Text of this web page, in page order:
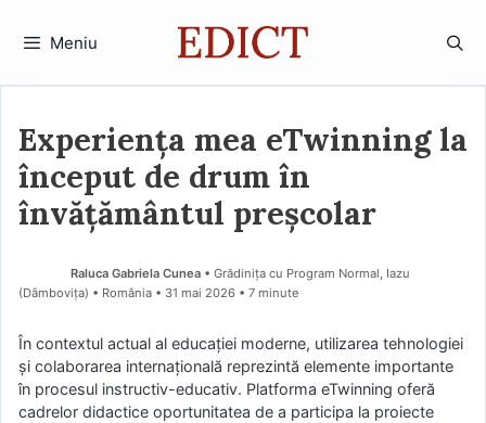
Meniu
Experiența mea eTwinning la
început de drum în
învățământul preșcolar
Raluca Gabriela Cunea • Grădinița cu Program Normal, Iazu
(Dâmboviţa) • România
31 mai 2026 • 7 minute
În contextul actual al educației moderne, utilizarea tehnologiei
și colaborarea internațională reprezintă elemente importante
în procesul instructiv-educativ. Platforma eTwinning oferă
cadrelor didactice oportunitatea de a participa la proiecte